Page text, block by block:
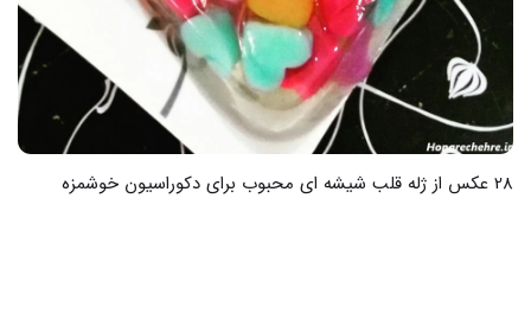
18 عکس از خدا در قلب ما پیشرفت در هنر عکس نوشته